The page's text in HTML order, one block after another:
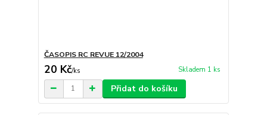
ČASOPIS RC REVUE 12/2004
20 Kč/ks Skladem 1 ks
Přidat do košíku